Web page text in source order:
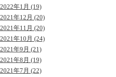
2022年1月 (19)
2021年12月 (20)
2021年11月 (20)
2021年10月 (24)
2021年9月 (21)
2021年8月 (19)
2021年7月 (22)